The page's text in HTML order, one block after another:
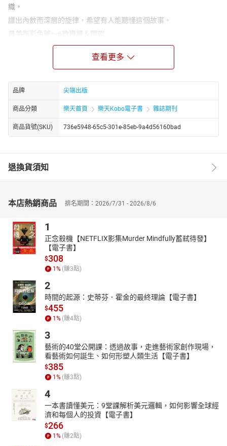
織，
譜出內斂而深層的旋律，希望有人能聽懂這個故事。
溫柔奶茶色指甲油
是大家的首選，凡舉優雅的豆沙色、知性可可色、迷人的磚紅、酒
潮」，一直都深受眾人喜愛的大地基礎色，加入奶霜般的迷濛調
性，帶點迷人微醺氛圍無論是放在重點彩妝或是指彩都非常好看！
所以這次〈神級單品〉收集了6款「溫柔奶茶」指甲油，讓妳的雙手
冬季CP爆款
『大衣圖鑑TOP10選』
通通NT.3500↓以下！預算有限也能收！
道如何挑、也不曉得該從何逛起，這次編輯部就特別整理出冬季專
式，通通超好看又修飾身形，剛好想入手大衣就參考這篇！
精品人氣王『#mini方包』
嬌小女命定→顯高度實測，「這款」一揹上瞬拉長+5公分！
小包風潮依舊當道，除了輕巧、價格較親民等優點外，重點是小巧
的外型，更能修飾東方女孩嬌小的身材，比起大包的沉重感，迷你
款小包在視覺上讓身形更拉長，本次編輯部就嚴選的近期擁有超高
人氣的精品小包，真實實測嬌小女揹上身後的視覺效果！
最高C/P【三大平價服品牌】荷包不再痛
一衣3穿重複穿搭術
買這件抵10件！隨便搭都好看
天氣漸漸轉涼，購物的心又開始蠢蠢欲動，想要添購新衣又不想花
大錢；擔心花錢買了又不實搭～有這樣困擾的妳，點入這篇準沒
錯！這次幫妳整理了３大熱門高C/P店家的必買單品，並告訴妳如何
運用這件神級單品，搭出３種不一樣的時髦造型！每件都超實穿又
超實搭，幫衣櫃增添這一件絕對超值得～
下半年爆版討論：13款 專櫃／開架
「真愛唇彩」編輯部真實推薦
查看更多
品牌 尖端出版
商品分類 樂天首頁 樂天Kobo電子書 雜誌期刊
商品貨號(SKU) 736e5948-65c5-301e-85eb-9a4d56160bad
退換貨須知
本店熱銷商品 排名期間：2026/7/31 - 2026/8/6
1
正念殺機【NETFLIX影集Murder Mindfully蓄弒待發】
【電子書】
$308
1 % (賺3點)
2
時間的起源：史蒂芬．霍金的最終理論【電子書】
$455
1 % (賺4點)
3
藝術的40堂公開課：透過故事，走進藝術家創作現場，
看藝術如何誕生、如何形塑人類生活【電子書】
$385
1 % (賺3點)
4
一本書讀懂美元：9堂課解析美元邏輯，如何影響全球經
濟和每個人的投資【電子書】
$266
1 % (賺2點)